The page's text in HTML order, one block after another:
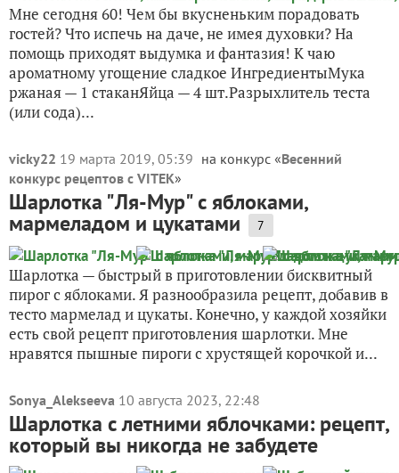
Мне сегодня 60! Чем бы вкусненьким порадовать
гостей? Что испечь на даче, не имея духовки? На
помощь приходят выдумка и фантазия! К чаю
ароматному угощение сладкое ИнгредиентыМука
ржаная — 1 стаканЯйца — 4 шт.Разрыхлитель теста
(или сода)...
vicky22 19 марта 2019, 05:39 на конкурс «Весенний
конкурс рецептов с VITEK»
Шарлотка "Ля-Мур" с яблоками,
мармеладом и цукатами 7
Шарлотка — быстрый в приготовлении бисквитный
пирог с яблоками. Я разнообразила рецепт, добавив в
тесто мармелад и цукаты. Конечно, у каждой хозяйки
есть свой рецепт приготовления шарлотки. Мне
нравятся пышные пироги с хрустящей корочкой и...
Sonya_Alekseeva 10 августа 2023, 22:48
Шарлотка с летними яблочками: рецепт,
который вы никогда не забудете